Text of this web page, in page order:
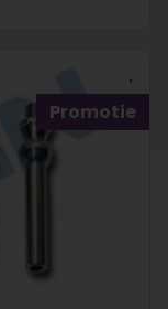
Promotie